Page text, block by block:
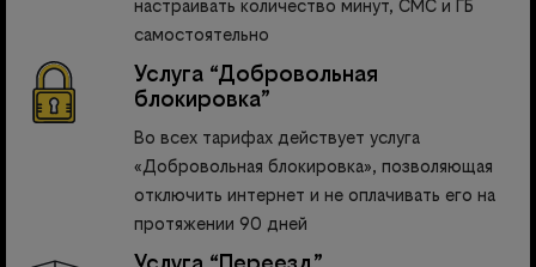
настраивать количество минут, СМС и ГБ
самостоятельно
Услуга “Добровольная
блокировка”
Во всех тарифах действует услуга
«Добровольная блокировка», позволяющая
отключить интернет и не оплачивать его на
протяжении 90 дней